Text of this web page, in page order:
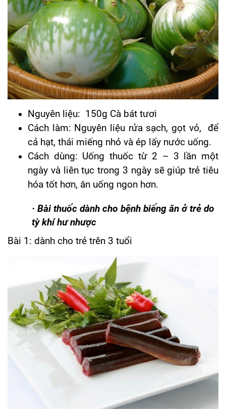
Nguyên liệu: 150g Cà bát tươi
Cách làm: Nguyên liệu rửa sạch, gọt vỏ, để
cả hạt, thái miếng nhỏ và ép lấy nước uống.
Cách dùng: Uống thuốc từ 2 – 3 lần một
ngày và liên tục trong 3 ngày sẽ giúp trẻ tiêu
hóa tốt hơn, ăn uống ngon hơn.
· Bài thuốc dành cho bệnh biếng ăn ở trẻ do
tỳ khí hư nhược
Bài 1: dành cho trẻ trên 3 tuổi